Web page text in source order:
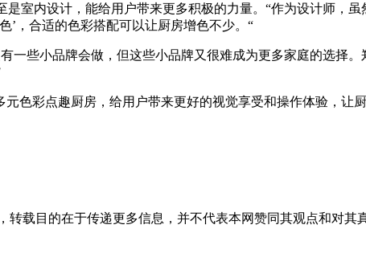
室内设计，能给用户带来更多积极的力量。“作为设计师，
’，合适的色彩搭配可以让厨房增色不少。“
些小品牌会做，但这些小品牌又很难成为更多家庭的选择。
色彩点趣厨房，给用户带来更好的视觉享受和操作体验，让
载目的在于传递更多信息，并不代表本网赞同其观点和对其